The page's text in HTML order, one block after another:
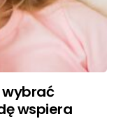
wspiera